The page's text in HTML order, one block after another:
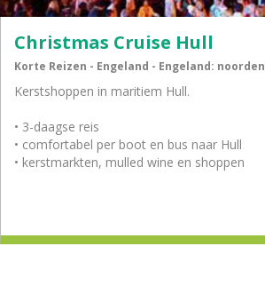
Christmas Cruise Hull
Korte Reizen - Engeland - Engeland: noorden
Kerstshoppen in maritiem Hull.
• 3-daagse reis
• comfortabel per boot en bus naar Hull
• kerstmarkten, mulled wine en shoppen